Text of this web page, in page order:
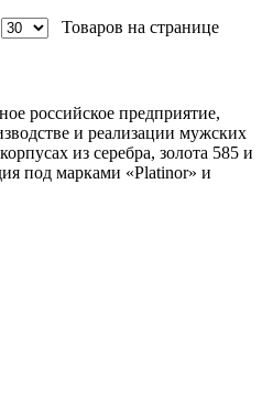
Товаров на странице
российское предприятие,
и реализации мужских
из серебра, золота 585 и
под марками «Platinor» и